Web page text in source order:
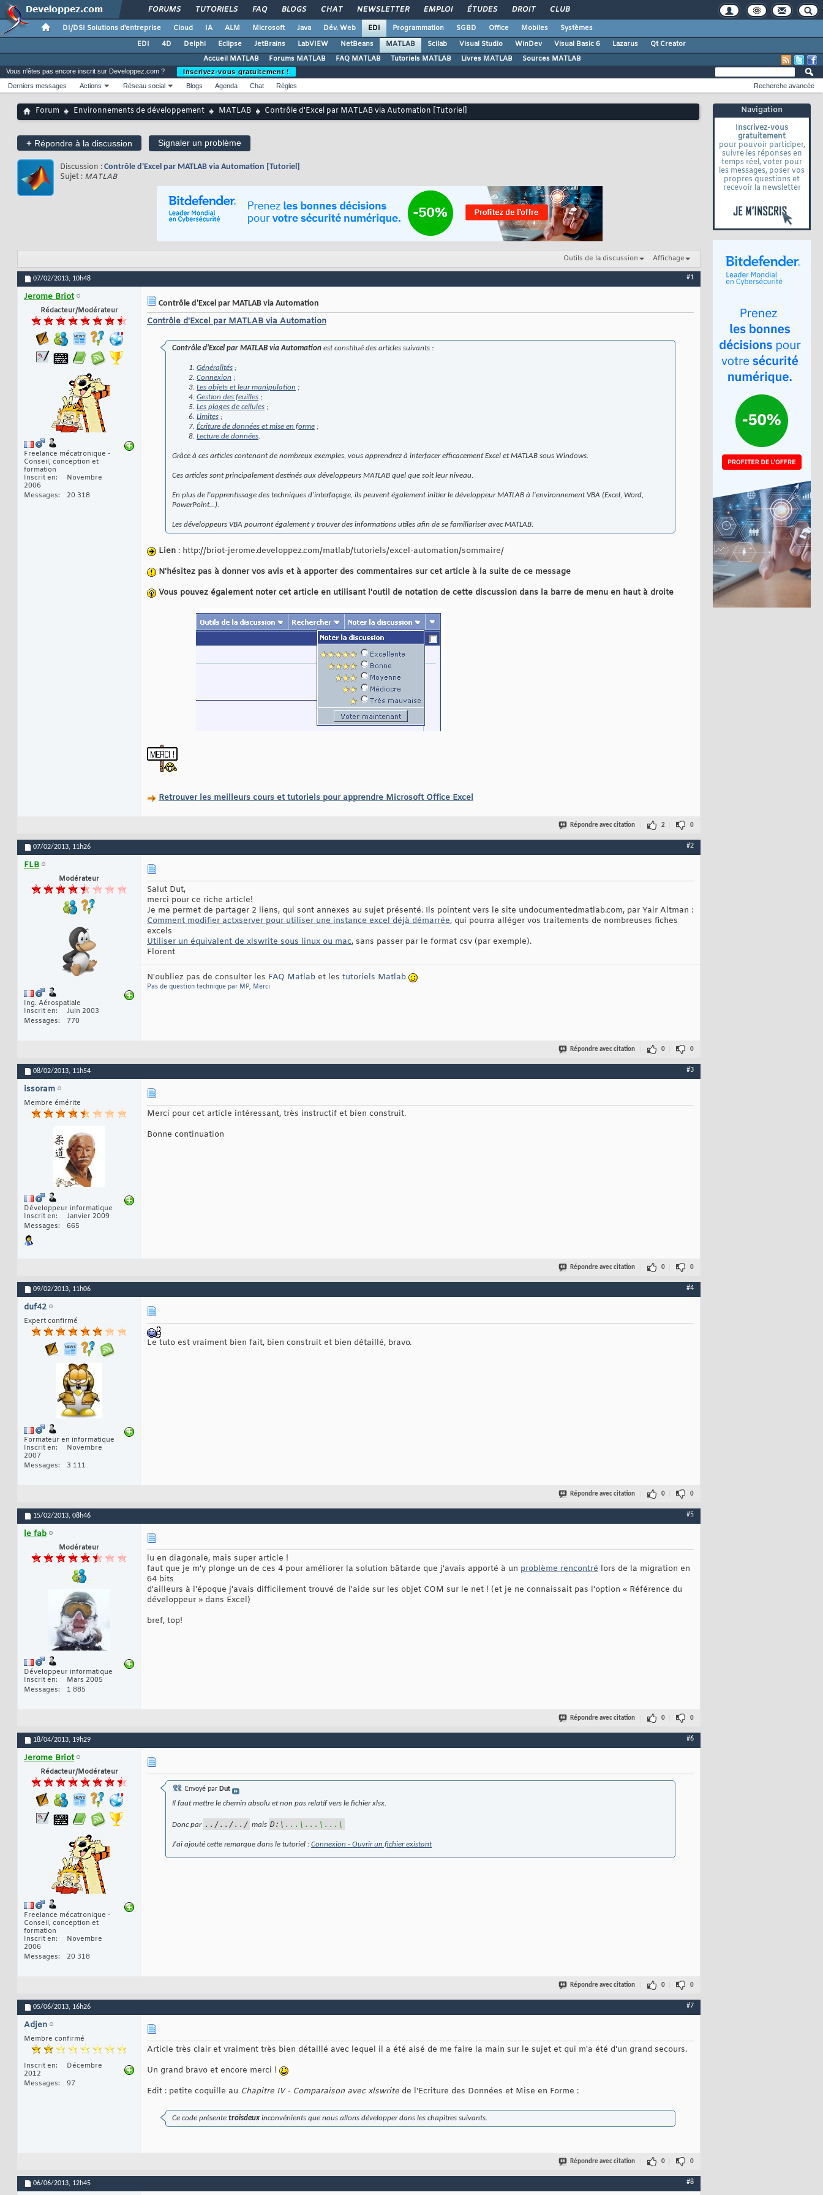
FORUMS TUTORIELS FAQ BLOGS CHAT NEWSLETTER EMPLOI ÉTUDES DROIT CLUB
DI/DSI Solutions d'entreprise Cloud IA ALM Microsoft Java Dév. Web EDI Programmation SGBD Office Mobiles
Systèmes
EDI
4D Delphi Eclipse JetBrains LabVIEW NetBeans MATLAB Scilab Visual Studio WinDev Visual Basic 6 Lazarus
Qt Creator
Accueil MATLAB
Forums MATLAB FAQ MATLAB Tutoriels MATLAB Livres MATLAB Sources MATLAB
Navigation
Inscrivez-vous
gratuitement
pour pouvoir participer,
suivre les réponses en
temps réel, voter pour
les messages, poser vos
propres questions et
recevoir la newsletter
Vous n'êtes pas encore inscrit sur Developpez.com ?
Inscrivez-vous gratuitement !
Derniers messages
Actions Réseau social Blogs Agenda Chat Règles Recherche avancée
Forum Environnements de développement MATLAB Contrôle d'Excel par MATLAB via Automation [Tutoriel]
+ Répondre à la discussion Signaler un problème
Discussion : Contrôle d'Excel par MATLAB via Automation [Tutoriel]
Sujet : MATLAB
Outils de la discussion Affichage
07/02/2013, 10h48 #1
Jerome Briot
Rédacteur/Modérateur
Freelance mécatronique -
Conseil, conception et
formation
Inscrit en
Novembre
2006
Messages
20 318
Contrôle d'Excel par MATLAB via Automation
Contrôle d'Excel par MATLAB via Automation
Contrôle d'Excel par MATLAB via Automation est constitué des articles suivants :
Généralités ;
Connexion ;
Les objets et leur manipulation ;
Gestion des feuilles ;
Les plages de cellules ;
Limites ;
Écriture de données et mise en forme ;
Lecture de données.
Grâce à ces articles contenant de nombreux exemples, vous apprendrez à interfacer efficacement Excel et MATLAB sous Windows.
Ces articles sont principalement destinés aux développeurs MATLAB quel que soit leur niveau.
En plus de l'apprentissage des techniques d'interfaçage, ils peuvent également initier le développeur MATLAB à l'environnement VBA (Excel, Word,
PowerPoint…).
Les développeurs VBA pourront également y trouver des informations utiles afin de se familiariser avec MATLAB.
Lien : http://briot-jerome.developpez.com/matlab/tutoriels/excel-automation/sommaire/
N'hésitez pas à donner vos avis et à apporter des commentaires sur cet article à la suite de ce message
Vous pouvez également noter cet article en utilisant l'outil de notation de cette discussion dans la barre de menu en haut à droite
Retrouver les meilleurs cours et tutoriels pour apprendre Microsoft Office Excel
Répondre avec citation 2 0
07/02/2013, 11h26 #2
FLB
Modérateur
Ing. Aérospatiale
Inscrit en
Juin 2003
Messages
770
Salut Dut,
merci pour ce riche article!
Je me permet de partager 2 liens, qui sont annexes au sujet présenté. Ils pointent vers le site undocumentedmatlab.com, par Yair Altman :
Comment modifier actxserver pour utiliser une instance excel déjà démarrée, qui pourra alléger vos traitements de nombreuses fiches
excels
Utiliser un équivalent de xlswrite sous linux ou mac, sans passer par le format csv (par exemple).
Florent
N'oubliez pas de consulter les FAQ Matlab et les tutoriels Matlab
Pas de question technique par MP, Merci
Répondre avec citation 0 0
08/02/2013, 11h54 #3
issoram
Membre émérite
Développeur informatique
Inscrit en
Janvier 2009
Messages
665
Merci pour cet article intéressant, très instructif et bien construit.
Bonne continuation
Répondre avec citation 0 0
09/02/2013, 11h06 #4
duf42
Expert confirmé
Formateur en informatique
Inscrit en
Novembre
2007
Messages
3 111
Le tuto est vraiment bien fait, bien construit et bien détaillé, bravo.
Répondre avec citation 0 0
15/02/2013, 08h46 #5
le fab
Modérateur
Développeur informatique
Inscrit en
Mars 2005
Messages
1 885
lu en diagonale, mais super article !
faut que je m'y plonge un de ces 4 pour améliorer la solution bâtarde que j'avais apporté à un problème rencontré lors de la migration en
64 bits
d'ailleurs à l'époque j'avais difficilement trouvé de l'aide sur les objet COM sur le net ! (et je ne connaissait pas l'option « Référence du
développeur » dans Excel)
bref, top!
Répondre avec citation 0 0
18/04/2013, 19h29 #6
Jerome Briot
Rédacteur/Modérateur
Freelance mécatronique -
Conseil, conception et
formation
Inscrit en
Novembre
2006
Messages
20 318
Envoyé par Dut
Il faut mettre le chemin absolu et non pas relatif vers le fichier xlsx.
Donc par ../../../ mais D:\ ...\...\...\
J'ai ajouté cette remarque dans le tutoriel : Connexion - Ouvrir un fichier existant
Répondre avec citation 0 0
05/06/2013, 16h26 #7
Adjen
Membre confirmé
Inscrit en
Décembre
2012
Messages
97
Article très clair et vraiment très bien détaillé avec lequel il a été aisé de me faire la main sur le sujet et qui m'a été d'un grand secours.
Un grand bravo et encore merci !
Edit : petite coquille au Chapitre IV - Comparaison avec xlswrite de l'Ecriture des Données et Mise en Forme :
Ce code présente troisdeux inconvénients que nous allons développer dans les chapitres suivants.
Répondre avec citation 0 0
06/06/2013, 12h45 #8